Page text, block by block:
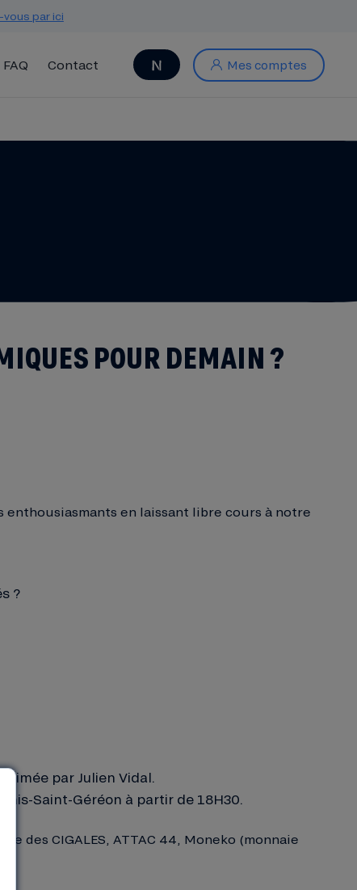
vous par ici
Mes comptes
FAQ Contact
POUR DEMAIN ?
enthousiasmants en laissant libre cours à notre
?
par Julien Vidal.
Saint-Géréon à partir de 18H30.
des CIGALES, ATTAC 44, Moneko (monnaie